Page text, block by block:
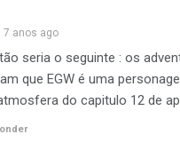
7 anos ago
seria o seguinte : os
que EGW é uma
do capitulo 12 de